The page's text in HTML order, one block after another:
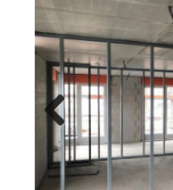
Previ
ous